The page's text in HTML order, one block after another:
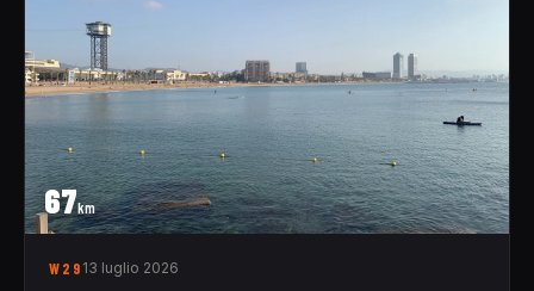
67km
W29 13 luglio 2026